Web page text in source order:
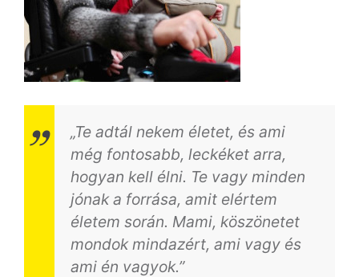
„Te adtál nekem életet, és ami
még fontosabb, leckéket arra,
hogyan kell élni. Te vagy minden
jónak a forrása, amit elértem
életem során. Mami, köszönetet
mondok mindazért, ami vagy és
ami én vagyok.”